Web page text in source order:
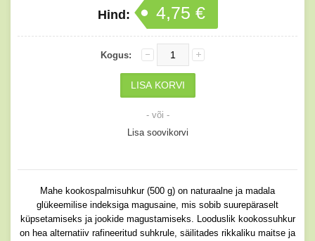
Hind: 4,75 €
Kogus:
- või -
Lisa soovikorvi
Mahe kookospalmisuhkur (500 g) on naturaalne ja madala
glükeemilise indeksiga magusaine, mis sobib suurepäraselt
küpsetamiseks ja jookide magustamiseks. Looduslik kookossuhkur
on hea alternatiiv rafineeritud suhkrule, säilitades rikkaliku maitse ja